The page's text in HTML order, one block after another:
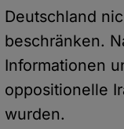
Deutschland
beschränken.
Informationen
oppositionelle
wurden.